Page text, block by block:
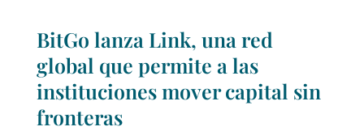
BitGo lanza Link, una red
global que permite a las
instituciones mover capital sin
fronteras